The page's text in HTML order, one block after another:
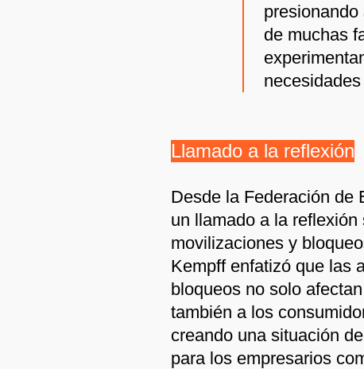
de muchas
Llamado a la reflexión
Desde la Federación de
un llamado a la
movilizaciones y
Kempff enfatizó que las
bloqueos no solo
también a los
creando una situación
para los empresarios